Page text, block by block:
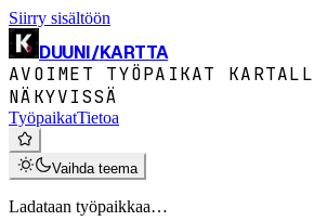
Siirry sisältöön
DUUNI/KARTTA
AVOIMET TYÖPAIKAT
NÄKYVISSÄ
TyöpaikatTietoa
Vaihda teema
Ladataan työpaikkaa…